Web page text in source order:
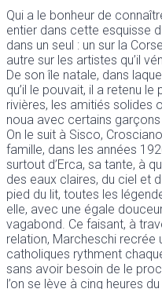
Qui a le bonheur de
entier dans cette esquisse
dans un seul : un sur la
autre sur les artistes qu’il
De son île natale, dans
qu’il le pouvait, il a retenu
rivières, les amitiés solides
noua avec certains
On le suit à Sisco,
famille, dans les années
surtout d’Erca, sa tante, à
des eaux claires, du ciel et
pied du lit, toutes les
elle, avec une égale
vagabond. Ce faisant, à
relation, Marcheschi recrée
catholiques rythment
sans avoir besoin de le
l’on se lève à cinq heures